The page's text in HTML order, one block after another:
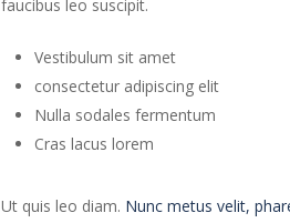
faucibus leo suscipit.
Vestibulum sit amet
consectetur adipiscing elit
Nulla sodales fermentum
Cras lacus lorem
Ut quis leo diam. Nunc metus velit,